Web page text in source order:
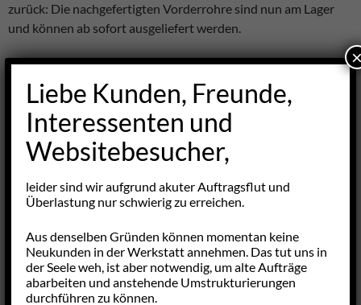
zurück: Die nachgefertigten Vorderrohre sind nun am Lager
und können ab sofort ausgeliefert werden.
1084902120 W108 250SE, 280SE, 280SEL
W109 300SEL (mit M130)
Coupé/Cabrio
[NML]
005214, links
1094900020
[zur Zeit bei DB
nicht
W108 280SE/L 3.5, 4.5, rechts
299,-
Liebe Kunden, Freunde,
Interessenten und
Websitebesucher,
leider sind wir aufgrund akuter Auftragsflut und
Überlastung nur schwierig zu erreichen.
Aus denselben Gründen können momentan keine
Neukunden in der Werkstatt annehmen. Das tut uns in
der Seele weh, ist aber notwendig, um alte Aufträge
abarbeiten und anstehende Umstrukturierungen
durchführen zu können.